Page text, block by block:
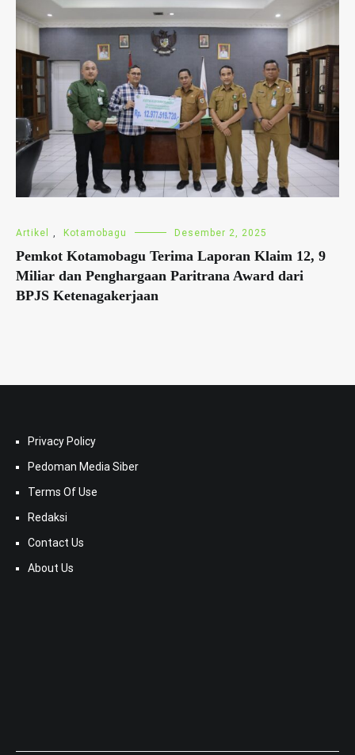
Artikel , Kotamobagu Desember 2, 2025
Pemkot Kotamobagu Terima Laporan Klaim 12, 9
Miliar dan Penghargaan Paritrana Award dari
BPJS Ketenagakerjaan
Privacy Policy
Pedoman Media Siber
Terms Of Use
Redaksi
Contact Us
About Us